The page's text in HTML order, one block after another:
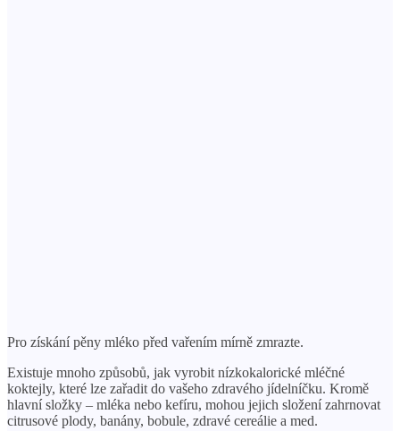
Pro získání pěny mléko před vařením mírně zmrazte.
Existuje mnoho způsobů, jak vyrobit nízkokalorické mléčné
koktejly, které lze zařadit do vašeho zdravého jídelníčku. Kromě
hlavní složky – mléka nebo kefíru, mohou jejich složení zahrnovat
citrusové plody, banány, bobule, zdravé cereálie a med.